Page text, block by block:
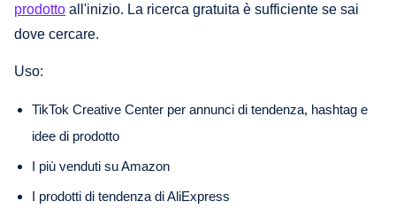
prodotto all'inizio. La ricerca gratuita è sufficiente se sai
dove cercare.
Uso:
TikTok Creative Center per annunci di tendenza, hashtag e
idee di prodotto
I più venduti su Amazon
I prodotti di tendenza di AliExpress